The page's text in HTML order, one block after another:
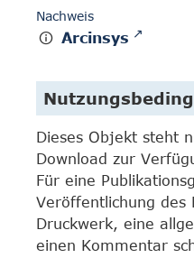
Nachweis
Arcinsys
Dieses Objekt steht
Download zur
Für eine
Veröffentlichung des
Druckwerk, eine
einen Kommentar